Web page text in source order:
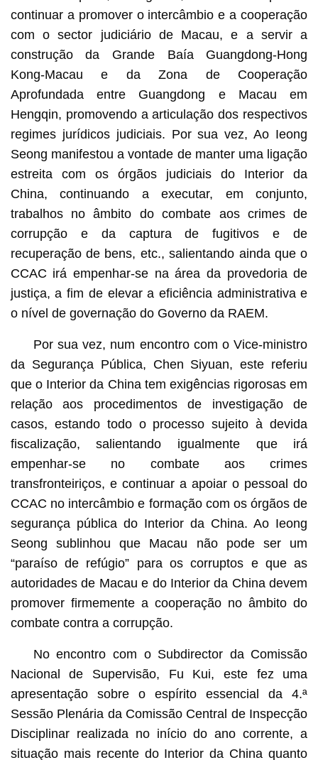
continuar a promover o intercâmbio e a cooperação
com o sector judiciário de Macau, e a servir a
construção da Grande Baía Guangdong-Hong
Kong-Macau e da Zona de Cooperação
Aprofundada entre Guangdong e Macau em
Hengqin, promovendo a articulação dos respectivos
regimes jurídicos judiciais. Por sua vez, Ao Ieong
Seong manifestou a vontade de manter uma ligação
estreita com os órgãos judiciais do Interior da
China, continuando a executar, em conjunto,
trabalhos no âmbito do combate aos crimes de
corrupção e da captura de fugitivos e de
recuperação de bens, etc., salientando ainda que o
CCAC irá empenhar-se na área da provedoria de
justiça, a fim de elevar a eficiência administrativa e
o nível de governação do Governo da RAEM.
Por sua vez, num encontro com o Vice-ministro
da Segurança Pública, Chen Siyuan, este referiu
que o Interior da China tem exigências rigorosas em
relação aos procedimentos de investigação de
casos, estando todo o processo sujeito à devida
fiscalização, salientando igualmente que irá
empenhar-se no combate aos crimes
transfronteiriços, e continuar a apoiar o pessoal do
CCAC no intercâmbio e formação com os órgãos de
segurança pública do Interior da China. Ao Ieong
Seong sublinhou que Macau não pode ser um
“paraíso de refúgio” para os corruptos e que as
autoridades de Macau e do Interior da China devem
promover firmemente a cooperação no âmbito do
combate contra a corrupção.
No encontro com o Subdirector da Comissão
Nacional de Supervisão, Fu Kui, este fez uma
apresentação sobre o espírito essencial da 4.ª
Sessão Plenária da Comissão Central de Inspecção
Disciplinar realizada no início do ano corrente, a
situação mais recente do Interior da China quanto